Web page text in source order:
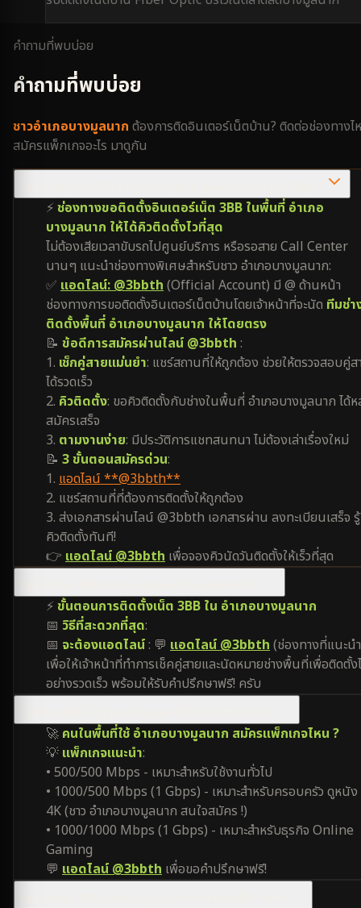
คำถามที่พบบ่อย
คำถามที่พบบ่อย
ชาวอำเภอบางมูลนาก ต้องการติดอินเตอร์เน็ตบ้าน? ติดต่อช่องทางไ
สมัครแพ็กเกจอะไร มาดูกัน
⚡ ช่องทางขอติดตั้งอินเตอร์เน็ต 3BB ในพื้นที่ อำเภอ
บางมูลนาก ให้ได้คิวติดตั้งไวที่สุด
ไม่ต้องเสียเวลาขับรถไปศูนย์บริการ หรือรอสาย Call Center
นานๆ แนะนำช่องทางพิเศษสำหรับชาว อำเภอบางมูลนาก:
✅ แอดไลน์: @3bbth (Official Account) มี @ ด้านหน้า
ช่องทางการขอติดตั้งอินเตอร์เน็ตบ้านโดยเจ้าหน้าที่จะนัด ทีมช่า
ติดตั้งพื้นที่ อำเภอบางมูลนาก ให้โดยตรง
📝 ข้อดีการสมัครผ่านไลน์ @3bbth :
1. เช็กคู่สายแม่นยำ: แชร์สถานที่ให้ถูกต้อง ช่วยให้ตรวจสอบคู่ส
ได้รวดเร็ว
2. คิวติดตั้ง: ขอคิวติดตั้งกับช่างในพื้นที่ อำเภอบางมูลนาก ได้
สมัครเสร็จ
3. ตามงานง่าย: มีประวัติการแชทสนทนา ไม่ต้องเล่าเรื่องใหม่
📝 3 ขั้นตอนสมัครด่วน:
1. แอดไลน์ **@3bbth**
2. แชร์สถานที่ที่ต้องการติดตั้งให้ถูกต้อง
3. ส่งเอกสารผ่านไลน์ @3bbth เอกสารผ่าน ลงทะเบียนเสร็จ รู้
คิวติดตั้งทันที!
👉 แอดไลน์ @3bbth เพื่อจองคิวนัดวันติดตั้งให้เร็วที่สุด
⚡ ขั้นตอนการติดตั้งเน็ต 3BB ใน อำเภอบางมูลนาก
📅 วิธีที่สะดวกที่สุด:
📅 จะต้องแอดไลน์: 💬 แอดไลน์ @3bbth (ช่องทางที่แนะน
เพื่อให้เจ้าหน้าที่ทำการเช็คคู่สายและนัดหมายช่างพื้นที่เพื่อติดตั้ง
อย่างรวดเร็ว พร้อมให้รับคำปรึกษาฟรี! ครับ
🚀 คนในพื้นที่ใช้ อำเภอบางมูลนาก สมัครแพ็กเกจไหน ?
💡 แพ็กเกจแนะนำ:
• 500/500 Mbps - เหมาะสำหรับใช้งานทั่วไป
• 1000/500 Mbps (1 Gbps) - เหมาะสำหรับครอบครัว ดูหนัง
4K (ชาว อำเภอบางมูลนาก สนใจสมัคร !)
• 1000/1000 Mbps (1 Gbps) - เหมาะสำหรับธุรกิจ Online
Gaming
💬 แอดไลน์ @3bbth เพื่อขอคำปรึกษาฟรี!